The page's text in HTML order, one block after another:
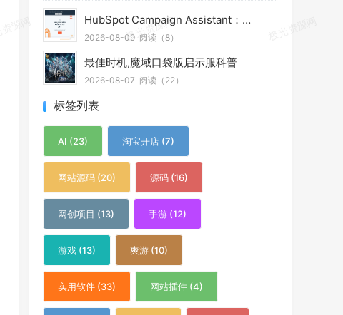
HubSpot Campaign Assistant：免费AI营销辅助工具，快速写文案提效优化营销工作
2026-08-09 阅读（8）
最佳时机,魔域口袋版启示服科普
2026-08-07 阅读（22）
标签列表
AI (23) 淘宝开店 (7)
网站源码 (20) 源码 (16)
网创项目 (13) 手游 (12)
游戏 (13) 爽游 (10)
实用软件 (33) 网站插件 (4)